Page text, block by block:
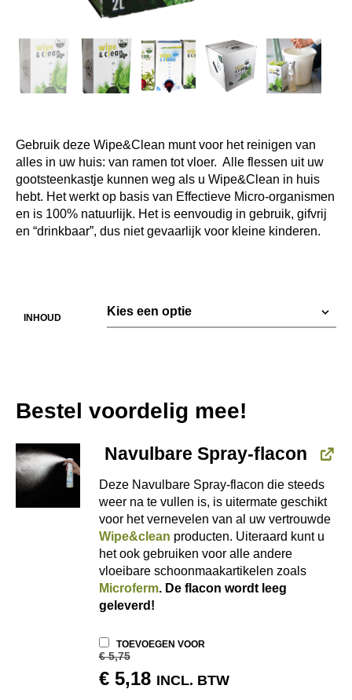
Gebruik deze Wipe&Clean munt voor het reinigen van
alles in uw huis: van ramen tot vloer. Alle flessen uit uw
gootsteenkastje kunnen weg als u Wipe&Clean in huis
hebt. Het werkt op basis van Effectieve Micro-organismen
en is 100% natuurlijk. Het is eenvoudig in gebruik, gifvrij
en “drinkbaar”, dus niet gevaarlijk voor kleine kinderen.
INHOUD
Bestel voordelig mee!
Navulbare Spray-flacon
Deze Navulbare Spray-flacon die steeds
weer na te vullen is, is uitermate geschikt
voor het vernevelen van al uw vertrouwde
Wipe&clean producten. Uiteraard kunt u
het ook gebruiken voor alle andere
vloeibare schoonmaakartikelen zoals
Microferm. De flacon wordt leeg
geleverd!
TOEVOEGEN VOOR
€5,75
OORSPRONKELIJKE
€5,18HUIDIGE
INCL. BTW